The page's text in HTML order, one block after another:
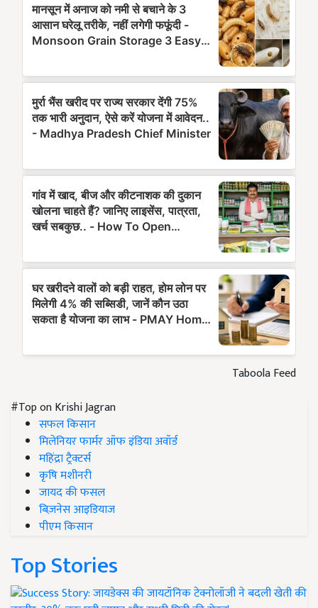
Taboola Feed
#Top on Krishi Jagran
सफल किसान
मिलेनियर फार्मर ऑफ इंडिया अवॉर्ड
महिंद्रा ट्रैक्टर्स
कृषि मशीनरी
जायद की फसल
बिज़नेस आइडियाज
पीएम किसान
Top Stories